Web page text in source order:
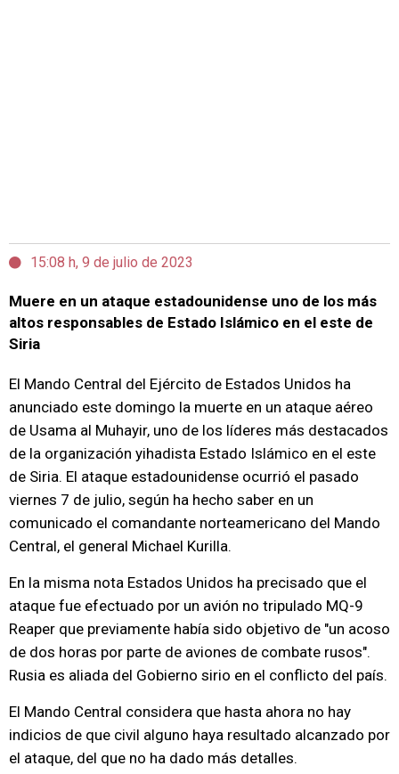
15:08 h, 9 de julio de 2023
Muere en un ataque estadounidense uno de los más
altos responsables de Estado Islámico en el este de
Siria
El Mando Central del Ejército de Estados Unidos ha
anunciado este domingo la muerte en un ataque aéreo
de Usama al Muhayir, uno de los líderes más destacados
de la organización yihadista Estado Islámico en el este
de Siria. El ataque estadounidense ocurrió el pasado
viernes 7 de julio, según ha hecho saber en un
comunicado el comandante norteamericano del Mando
Central, el general Michael Kurilla.
En la misma nota Estados Unidos ha precisado que el
ataque fue efectuado por un avión no tripulado MQ-9
Reaper que previamente había sido objetivo de "un acoso
de dos horas por parte de aviones de combate rusos".
Rusia es aliada del Gobierno sirio en el conflicto del país.
El Mando Central considera que hasta ahora no hay
indicios de que civil alguno haya resultado alcanzado por
el ataque, del que no ha dado más detalles.